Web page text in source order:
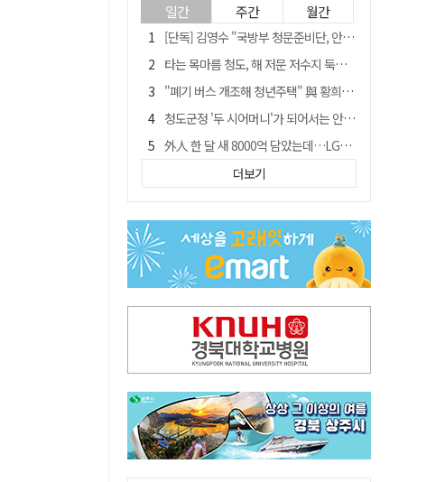
일간 주간 월간
[단독] 김영수 "국방부 청문준비단, 안규백 탈영 알고있었다"
타는 목마름 청도, 해 저문 저수지 둑에 군수가 서 있었다
"폐기 버스 개조해 청년주택" 與 황희…'딸 학비는 年 4200만원'
청도군정 '두 시어머니'가 되어서는 안된다
外人 한 달 새 8000억 담았는데…LG이노텍 목표주가는 왜 엇갈릴까
임시휴업 들어갔던 홈플러스 영주점, 7일 영업 재개…지하 1층만 운영
SK하이닉스, 주당 375원 분기 배당 공시…"3분기 중 주주환원 방안 확정"
이의준 전 경북도 새마을봉사과장, 제28대 울릉군 부군수 취임
"상법개정해도 주주가 '봉'"…하이닉스 솔리다임 상장설에 술렁[개미와글와글]
더보기